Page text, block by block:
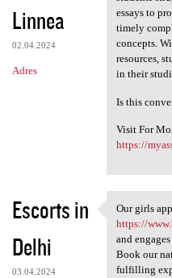
Linnea
02.04.2024
Adres
essays to
timely
concepts.
resources,
in their
Is this
Visit For
https://
Escorts in
Delhi
03.04.2024
Our girls
Our girls
https://
and
Book our
fulfilling